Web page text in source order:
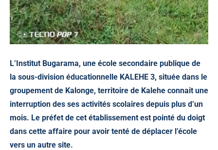
L’Institut Bugarama, une école secondaire publique de
la sous-division éducationnelle KALEHE 3, située dans le
groupement de Kalonge, territoire de Kalehe connait une
interruption des ses activités scolaires depuis plus d’un
mois. Le préfet de cet établissement est pointé du doigt
dans cette affaire pour avoir tenté de déplacer l’école
vers un autre site.